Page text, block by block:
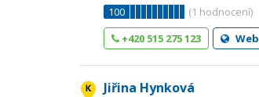
100
(1 hodnocení)
+420 515 275 123
Web
Jiřina Hynková